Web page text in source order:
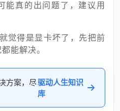
能真的出问题了，建议用
觉得是显卡坏了，先把前
能解决。
方案，尽驱动人生知识
库